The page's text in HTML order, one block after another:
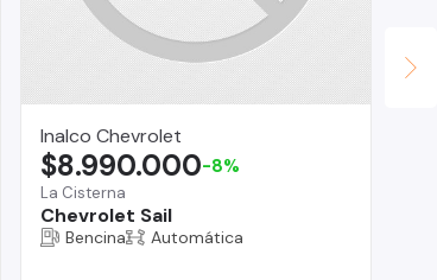
Inalco Chevrolet
La Cisterna
Chevrolet Sail
$8.990.000-8%
Bencina Automática